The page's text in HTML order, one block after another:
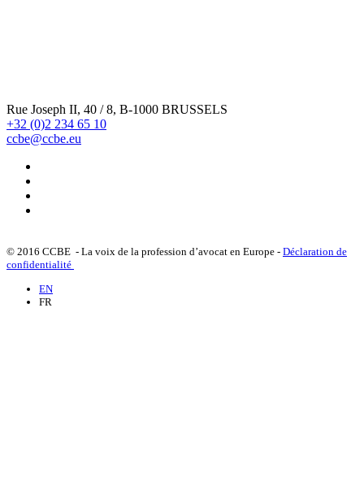
Rue Joseph II, 40 / 8, B-1000 BRUSSELS
+32 (0)2 234 65 10
ccbe@ccbe.eu
© 2016 CCBE - La voix de la profession d’avocat en Europe - Déclaration de
confidentialité
EN
FR